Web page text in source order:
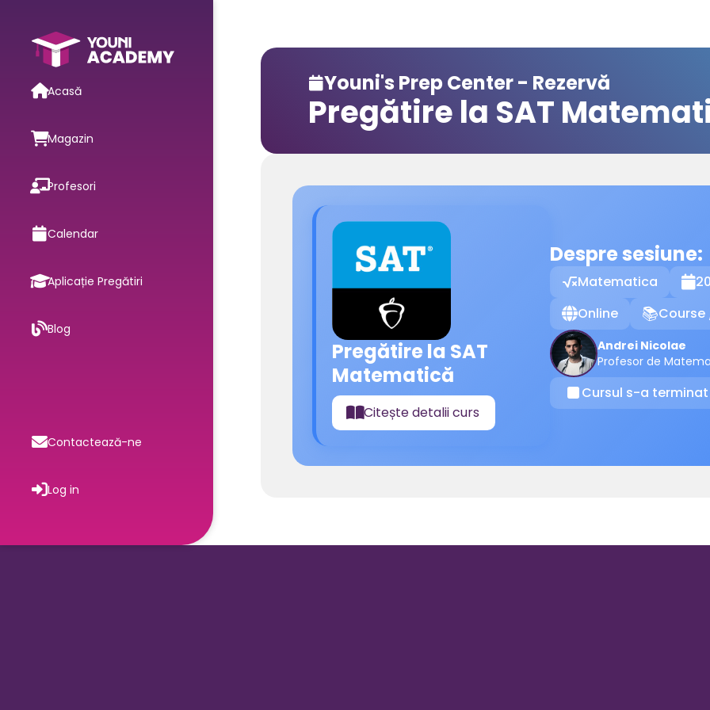
Acasă
Magazin
Profesori
Calendar
Aplicație Pregătiri
Blog
Contactează-ne
Log in
Youni's Prep Center - Rezervă
Pregătire la SAT
Pregătire la SAT
Matematică
📖Citește detalii curs
Despre sesiune:
Matematica 
🌐Online 📚Course
Andrei Nicolae
Profesor de
⏹Cursul s-a terminat